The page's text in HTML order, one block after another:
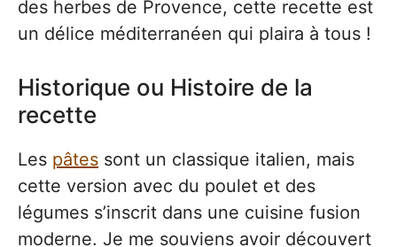
des herbes de Provence, cette recette est
un délice méditerranéen qui plaira à tous !
Historique ou Histoire de la
recette
Les pâtes sont un classique italien, mais
cette version avec du poulet et des
légumes s’inscrit dans une cuisine fusion
moderne. Je me souviens avoir découvert